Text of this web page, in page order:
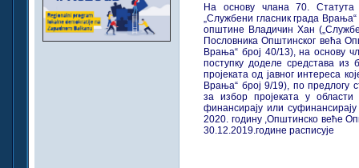
На основу члана 70.
„Службени гласник града
општине Владичин Хан
Пословника Општинског већа
Врања“ број 40/13), на основу
поступку доделе средстава
пројеката од јавног интереса
Врања“ број 9/19), по предлогу
за избор пројеката у
финансирају или
2020. годину ,Општинско веће
30.12.2019.године расписује